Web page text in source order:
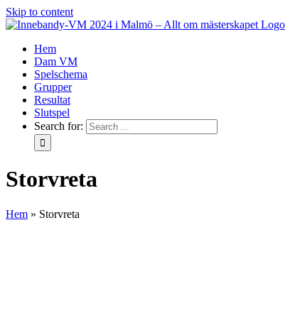
Skip to content
Hem
Dam VM
Spelschema
Grupper
Resultat
Slutspel
Search for:
Storvreta
Hem » Storvreta